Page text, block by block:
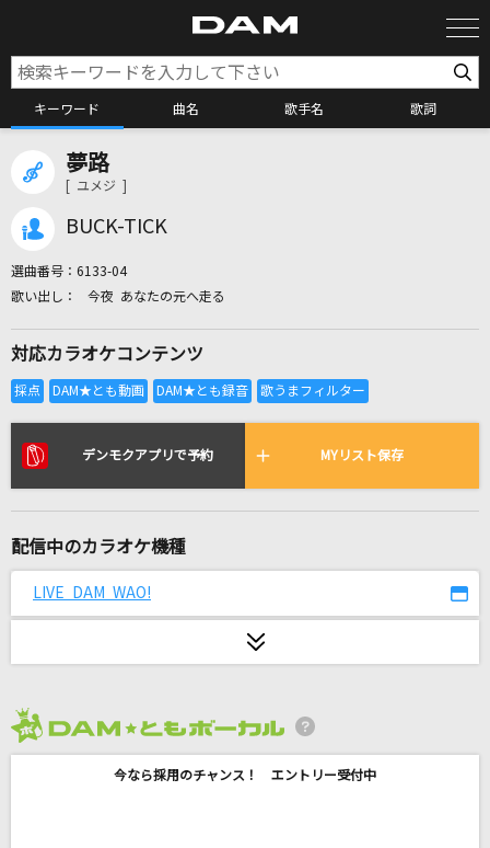
キーワード 曲名 歌手名 歌詞
全国りれき
リアルタイムで歌われている曲の一覧
気づけよBaby
心絵
夢路
[ ユメジ ]
BUCK-TICK
選曲番号： 6133-04
今夜 あなたの元へ走る
対応カラオケコンテンツ
デンモクアプリで予約 MYリスト保存
配信中のカラオケ機種
LIVE DAM WAO!
今なら採用のチャンス！ エントリー受付中